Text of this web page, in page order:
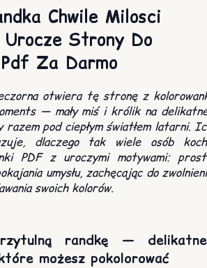
Chwile Milosci
Urocze Strony Do
Za Darmo
otwiera tę stronę z
— mały miś i królik na
razem pod ciepłym światłem latarni.
dlaczego tak wiele osób
PDF z uroczymi motywami:
umysłu, zachęcając do
swoich kolorów.
randkę —
możesz pokolorować